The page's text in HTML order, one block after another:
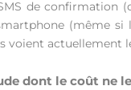
de
(même
voient
dont le coût ne